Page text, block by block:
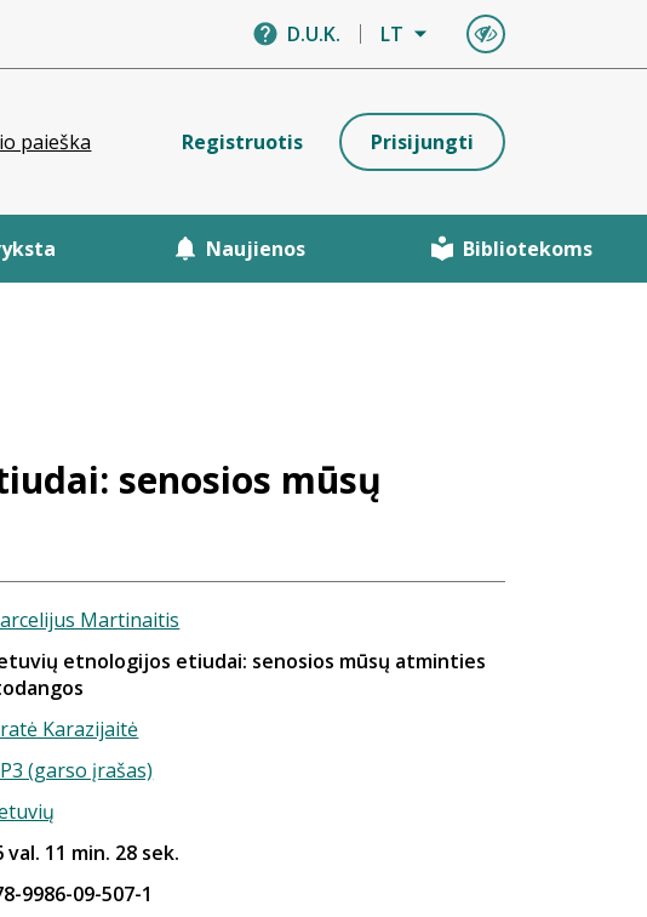
D.U.K. LT
paieška Registruotis Prisijungti
Naujienos Bibliotekoms
senosios mūsų
Martinaitis
etnologijos etiudai: senosios mūsų atminties
Karazijaitė
(garso įrašas)
val. 11 min. 28 sek.
9986-09-507-1